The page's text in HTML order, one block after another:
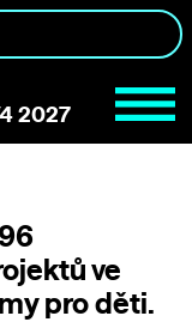
2027
ve
pro děti.